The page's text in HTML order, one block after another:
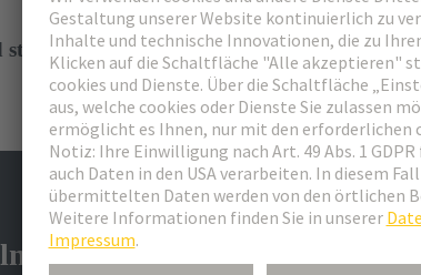
stark
sind stark - Galerie